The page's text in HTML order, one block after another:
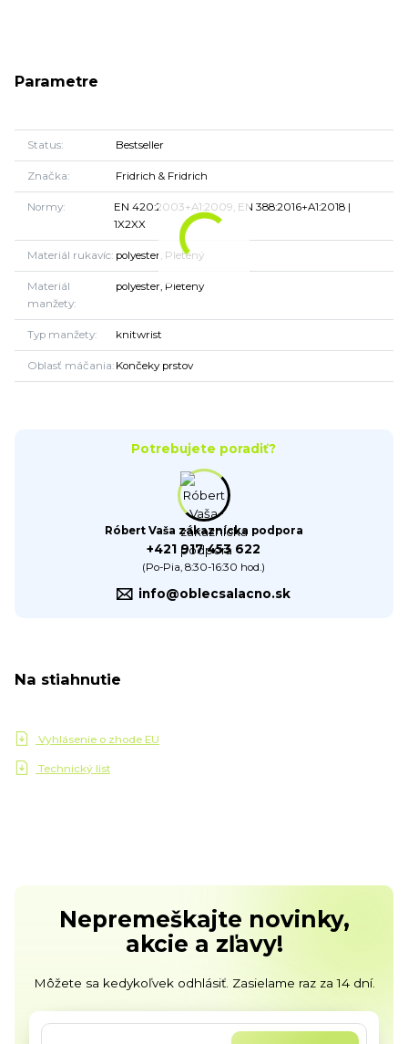
Parametre
Status Bestseller
Značka Fridrich & Fridrich
Normy
EN 420:2003+A1:2009, EN 388:2016+A1:2018 |
1X2XX
Materiál rukavíc polyester, Pletený
Materiál
manžety
polyester, Pletený
Typ manžety knitwrist
Oblasť máčania Končeky prstov
Potrebujete poradiť?
Róbert Vaša zákaznícka podpora
+421 917 453 622
(Po-Pia, 8:30-16:30 hod.)
info@oblecsalacno.sk
Na stiahnutie
Vyhlásenie o zhode EU
Technický list
Nepremeškajte novinky,
akcie a zľavy!
Môžete sa kedykoľvek odhlásiť. Zasielame raz za 14 dní.